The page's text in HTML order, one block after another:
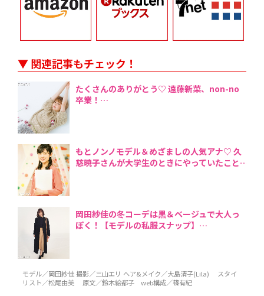
▼ 関連記事もチェック！
たくさんのありがとう♡ 遠藤新菜、non-no
卒業！
もとノンノモデル＆めざましの人気アナ♡ 久
慈暁子さんが大学生のときにやっていたこと
岡田紗佳の冬コーデは黒＆ベージュで大人っ
ぽく！【モデルの私服スナップ】
モデル／岡田紗佳 撮影／三山エリ ヘア&メイク／大島清子(Lila) スタイ
リスト／松尾由美 原文／鈴木絵都子 web構成／篠有紀